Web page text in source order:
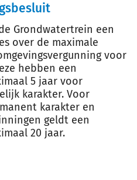
Grondwatertrein een
over de maximale
voor
hebben een
5 jaar voor
karakter. Voor
karakter en
geldt een
20 jaar.